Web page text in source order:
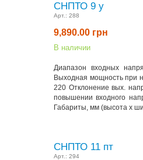
СНПТО 9 у
Арт.: 288
9,890.00 грн
В наличии
Диапазон входных
Выходная мощность при
220 Отклонение вых.
повышении входного
Габариты, мм (высота x
СНПТО 11 пт
Арт.: 294